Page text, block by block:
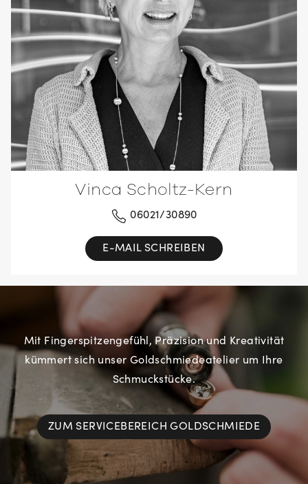
Vinca Scholtz-Kern
06021/30890
E-MAIL SCHREIBEN
Mit Fingerspitzengefühl, Präzision und Kreativität
kümmert sich unser Goldschmiedeatelier um Ihre
Schmuckstücke.
ZUM SERVICEBEREICH GOLDSCHMIEDE